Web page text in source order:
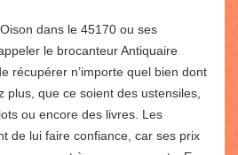
dans le 45170 ou ses
le brocanteur Antiquaire
récupérer n’importe quel bien dont
plus, que ce soient des ustensiles,
ou encore des livres. Les
de lui faire confiance, car ses prix